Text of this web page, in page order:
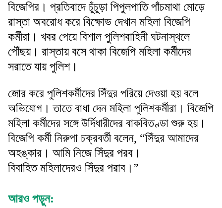
বিজেপির। প্রতিবাদে চুঁচুড়া পিপুলপাতি পাঁচমাথা মোড়ে
রাস্তা অবরোধ করে বিক্ষোভ দেখান মহিলা বিজেপি
কর্মীরা। খবর পেয়ে বিশাল পুলিশবাহিনী ঘটনাস্থলে
পৌঁছয়। রাস্তায় বসে থাকা বিজেপি মহিলা কর্মীদের
সরাতে যায় পুলিশ।
জোর করে পুলিশকর্মীদের সিঁদুর পরিয়ে দেওয়া হয় বলে
অভিযোগ। তাতে বাধা দেন মহিলা পুলিশকর্মীরা। বিজেপি
মহিলা কর্মীদের সঙ্গে উর্দিধারীদের বাকবিতণ্ডা শুরু হয়।
বিজেপি কর্মী নিরুপা চক্রবর্তী বলেন, “সিঁদুর আমাদের
অহঙ্কার। আমি নিজে সিঁদুর পরব।
বিবাহিত মহিলাদেরও সিঁদুর পরাব।”
আরও পড়ুন: